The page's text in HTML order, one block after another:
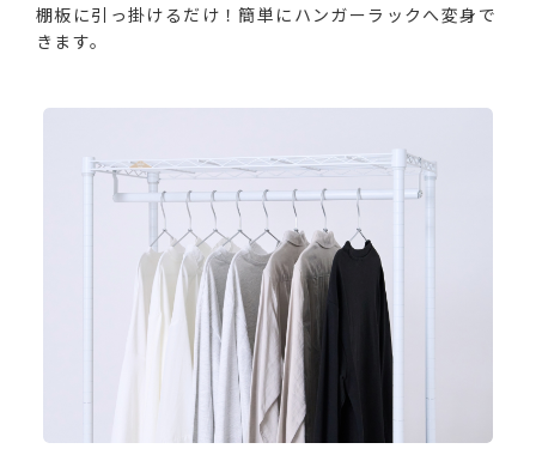
棚板に引っ掛けるだけ！簡単にハンガーラックへ変身で
きます。